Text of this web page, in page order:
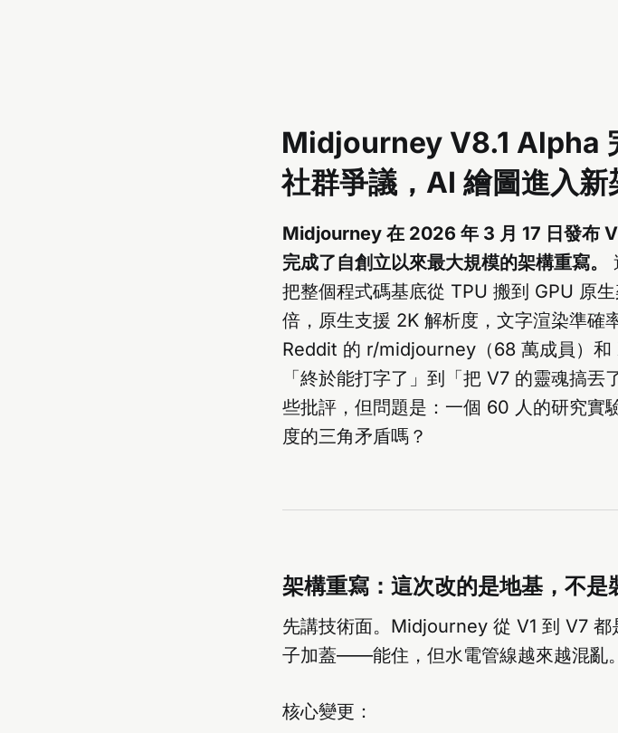
Midjourney V8.1 Alpha
社群爭議，AI 繪圖進入新
Midjourney 在 2026 年 3 月 17 日發布
完成了自創立以來最大規模的架構重寫。
把整個程式碼基底從 TPU 搬到 GPU 原
倍，原生支援 2K 解析度，文字渲染準
Reddit 的 r/midjourney（68 萬成員）和
「終於能打字了」到「把 V7 的靈魂搞
些批評，但問題是：一個 60 人的研究實
度的三角矛盾嗎？
架構重寫：這次改的是地基，不是
先講技術面。Midjourney 從 V1 到 V7
子加蓋——能住，但水電管線越來越混亂
核心變更：